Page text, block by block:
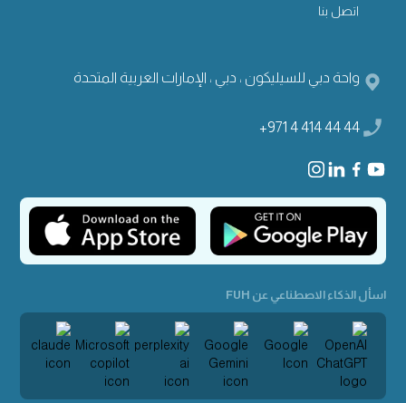
اتصل بنا
واحة دبي للسيليكون ، دبي ، الإمارات العربية المتحدة
+971 4 414 44 44
اسأل الذكاء الاصطناعي عن FUH